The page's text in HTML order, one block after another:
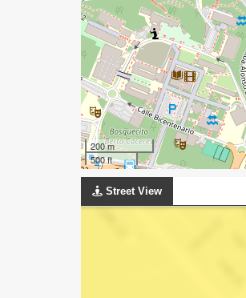
200 m
500 ft
Street View